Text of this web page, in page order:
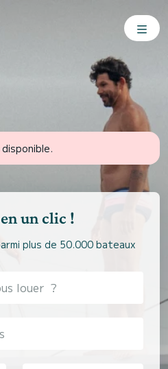
un clic !
plus de 50.000 bateaux